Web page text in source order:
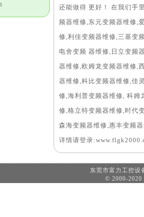
还能做得 更好！ 在我们手
频器维修,东元变频器维修,
修,利佳变频器维修,三基变
电舍变频 器维修,日立变频
器维修,欧姆龙变频器维修,
器维修,科比变频器维修,佳
修,海利普变频器维修, 科姆
修,格立特变频器维修,时代
森海变频器维修,惠丰变频
详情请登录
东莞市富力工
© 2000-2020